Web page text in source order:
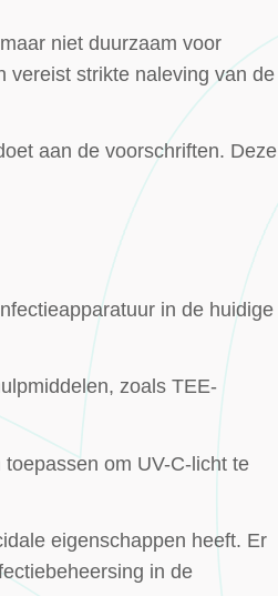
niet duurzaam voor
vereist strikte naleving van de
aan de voorschriften. Deze
in de huidige
zoals TEE-
om UV-C-licht te
eigenschappen heeft. Er
in de